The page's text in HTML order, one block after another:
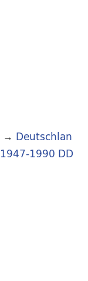
→ Deutschlan
1947-1990 DD